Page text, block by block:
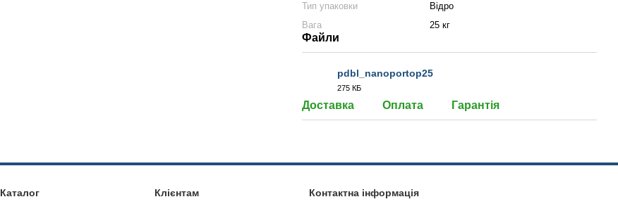
Тип упаковки
Відро
Вага
25 кг
Файли
pdbl_nanoportop25
275 КБ
Доставка Оплата Гарантія
Каталог Клієнтам Контактна інформація